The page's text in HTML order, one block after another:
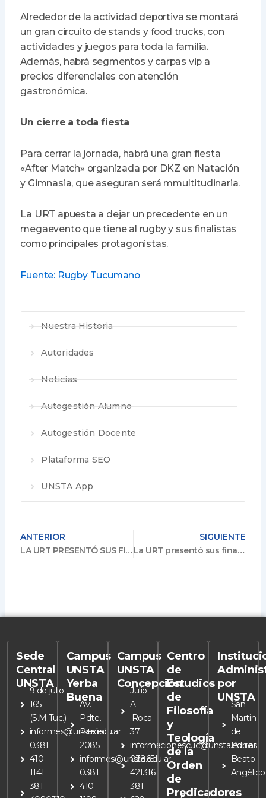
Alrededor de la actividad deportiva se montará
un gran circuito de stands y food trucks, con
actividades y juegos para toda la familia.
Además, habrá segmentos y carpas vip a
precios diferenciales con atención
gastronómica.
Un cierre a toda fiesta
Para cerrar la jornada, habrá una gran fiesta
«After Match» organizada por DKZ en Natación
y Gimnasia, que aseguran será mmultitudinaria.
La URT apuesta a dejar un precedente en un
megaevento que tiene al rugby y sus finalistas
como principales protagonistas.
Fuente: Rugby Tucumano
Nuestra Historia
Autoridades
Noticias
Autogestión Alumno
Autogestión Docente
Plataforma SEO
UNSTA App
ANTERIOR
LA URT PRESENTÓ SUS FINALES EN SOCIEDAD
SIGUIENTE
La URT presentó sus finales en sociedad
Sede
Central
UNSTA
9 de julio
165
(S.M.Tuc.)
informes@unsta.edu.ar
0381
410
1141
381
Campus
UNSTA
Yerba
Buena
Av.
Pdte.
Perón
2085
informes@unsta.edu.ar
0381
410
Campus
UNSTA
Concepción
Julio
A
.Roca
37
informacionescuc@unsta.edu.ar
03865
421316
381
Centro
de
Estudios
de
Filosofía
y
Teología
de la
Orden
de
Predicadores
por
UNSTA
San
Martin
de
Porres
Beato
Angélico